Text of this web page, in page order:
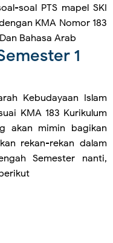
soal PTS mapel SKI
KMA Nomor 183
Bahasa Arab
1
Kebudayaan Islam
KMA 183 Kurikulum
akan mimin bagikan
rekan-rekan dalam
Semester nanti,